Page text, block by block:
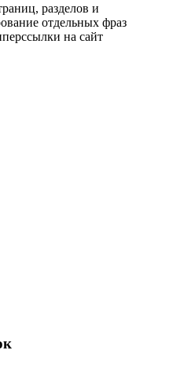
разделов и
отдельных фраз
на сайт